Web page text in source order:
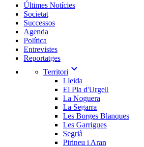
Últimes Notícies
Societat
Successos
Agenda
Política
Entrevistes
Reportatges
Territori expand_more
Lleida
El Pla d'Urgell
La Noguera
La Segarra
Les Borges Blanques
Les Garrigues
Segrià
Pirineu i Aran